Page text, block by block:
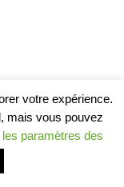
votre expérience.
mais vous pouvez
les paramètres des